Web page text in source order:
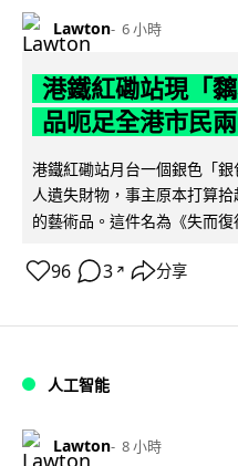
Lawton 6 小時
港鐵紅磡站現「
品呃足全港市民
港鐵紅磡站月台一個銀色「
人遺失財物，事主原本打算
的藝術品。這件名為《失而復
96 3 ↗ 分享
人工智能
Lawton 8 小時